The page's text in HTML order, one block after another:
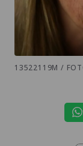
13522119M /